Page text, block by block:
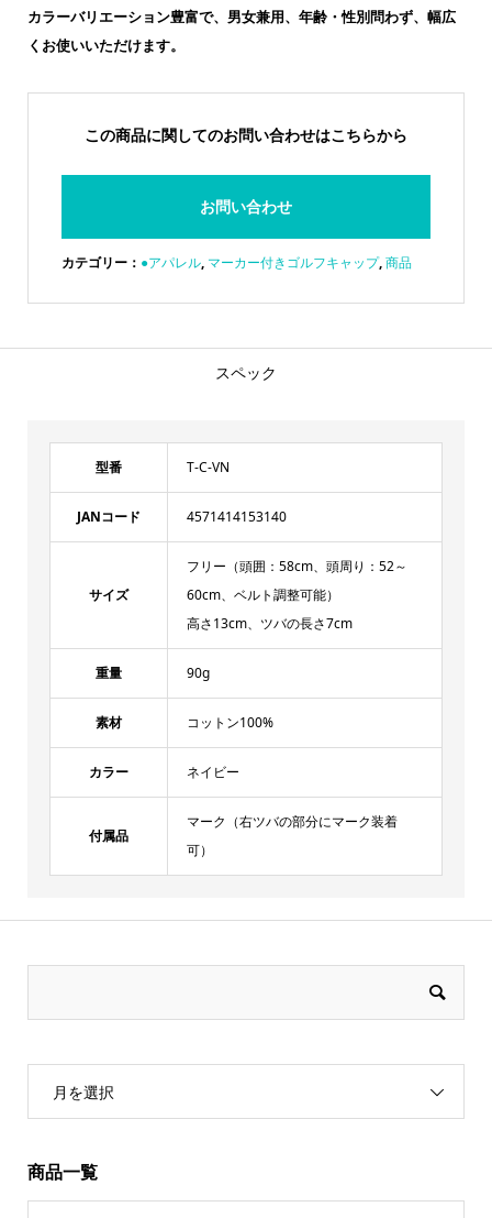
カラーバリエーション豊富で、男女兼用、年齢・性別問わず、幅広
くお使いいただけます。
この商品に関してのお問い合わせはこちらから
お問い合わせ
カテゴリー： ●アパレル, マーカー付きゴルフキャップ,商品
スペック
型番 T-C-VN
JANコード 4571414153140
サイズ
フリー（頭囲：58cm、頭周り：52～
60cm、ベルト調整可能）
高さ13cm、ツバの長さ7cm
重量 90g
素材 コットン100%
カラー ネイビー
付属品
マーク（右ツバの部分にマーク装着
可）
月を選択
商品一覧